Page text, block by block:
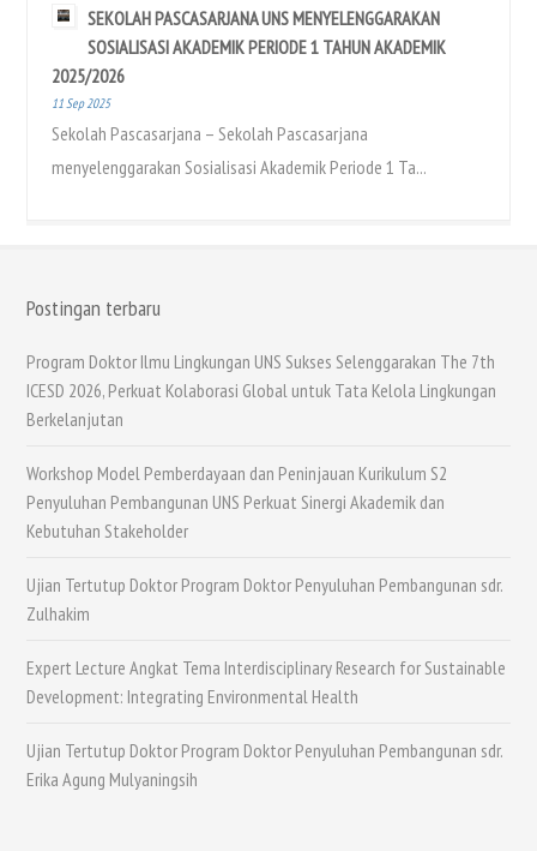
SEKOLAH PASCASARJANA UNS MENYELENGGARAKAN
SOSIALISASI AKADEMIK PERIODE 1 TAHUN AKADEMIK
2025/2026
11 Sep 2025
Sekolah Pascasarjana – Sekolah Pascasarjana
menyelenggarakan Sosialisasi Akademik Periode 1 Ta...
Postingan terbaru
Program Doktor Ilmu Lingkungan UNS Sukses Selenggarakan The 7th
ICESD 2026, Perkuat Kolaborasi Global untuk Tata Kelola Lingkungan
Berkelanjutan
Workshop Model Pemberdayaan dan Peninjauan Kurikulum S2
Penyuluhan Pembangunan UNS Perkuat Sinergi Akademik dan
Kebutuhan Stakeholder
Ujian Tertutup Doktor Program Doktor Penyuluhan Pembangunan sdr.
Zulhakim
Expert Lecture Angkat Tema Interdisciplinary Research for Sustainable
Development: Integrating Environmental Health
Ujian Tertutup Doktor Program Doktor Penyuluhan Pembangunan sdr.
Erika Agung Mulyaningsih